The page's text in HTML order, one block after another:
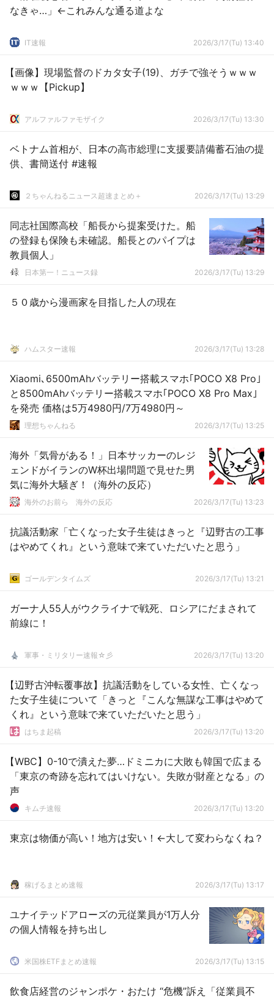
なきゃ…」←これみんな通る道よな
IT速報 2026/3/17(Tu) 13:40
【画像】現場監督のドカタ女子(19)、ガチで強そうｗｗｗ
ｗｗｗ【Pickup】
アルファルファモザイク 2026/3/17(Tu) 13:30
ベトナム首相が、日本の高市総理に支援要請備蓄石油の提
供、書簡送付 #速報
２ちゃんねるニュース超速まとめ＋ 2026/3/17(Tu) 13:29
同志社国際高校「船長から提案受けた。船
の登録も保険も未確認。船長とのパイプは
教員個人」
日本第一！ニュース録 2026/3/17(Tu) 13:29
５０歳から漫画家を目指した人の現在
ハムスター速報 2026/3/17(Tu) 13:28
Xiaomi､6500mAhバッテリー搭載スマホ｢POCO X8 Pro｣
と8500mAhバッテリー搭載スマホ｢POCO X8 Pro Max｣
を発売 価格は5万4980円/7万4980円～
理想ちゃんねる 2026/3/17(Tu) 13:25
海外「気骨がある！」日本サッカーのレジ
ェンドがイランのW杯出場問題で見せた男
気に海外大騒ぎ！（海外の反応）
海外のお前ら 海外の反応 2026/3/17(Tu) 13:23
抗議活動家「亡くなった女子生徒はきっと『辺野古の工事
はやめてくれ』という意味で来ていただいたと思う」
ゴールデンタイムズ 2026/3/17(Tu) 13:21
ガーナ人55人がウクライナで戦死、ロシアにだまされて
前線に！
軍事・ミリタリー速報☆彡 2026/3/17(Tu) 13:20
【辺野古沖転覆事故】抗議活動をしている女性、亡くなっ
た女子生徒について「きっと『こんな無謀な工事はやめて
くれ』という意味で来ていただいたと思う」
はちま起稿 2026/3/17(Tu) 13:20
【WBC】0-10で潰えた夢…ドミニカに大敗も韓国で広まる
「東京の奇跡を忘れてはいけない。失敗が財産となる」の
声
キムチ速報 2026/3/17(Tu) 13:20
東京は物価が高い！地方は安い！←大して変わらなくね？
稼げるまとめ速報 2026/3/17(Tu) 13:17
ユナイテッドアローズの元従業員が1万人分
の個人情報を持ち出し
米国株ETFまとめ速報 2026/3/17(Tu) 13:15
飲食店経営のジャンポケ・おたけ “危機”訴え「従業員不